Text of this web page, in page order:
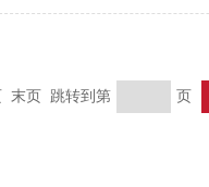
末页 跳转到第 页